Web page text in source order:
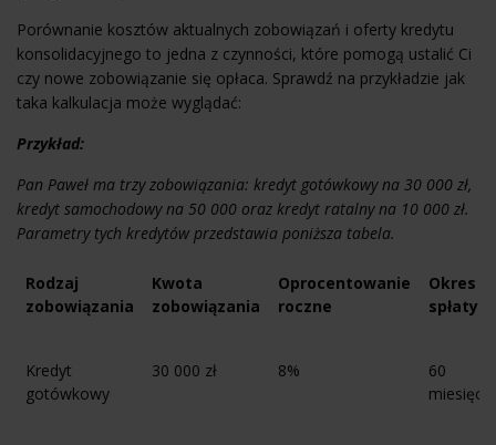
Porównanie kosztów aktualnych zobowiązań i oferty kredytu
konsolidacyjnego to jedna z czynności, które pomogą ustalić Ci
czy nowe zobowiązanie się opłaca. Sprawdź na przykładzie jak
taka kalkulacja może wyglądać:
Przykład:
Pan Paweł ma trzy zobowiązania: kredyt gotówkowy na 30 000 zł,
kredyt samochodowy na 50 000 oraz kredyt ratalny na 10 000 zł.
Parametry tych kredytów przedstawia poniższa tabela.
Rodzaj
zobowiązania
Kwota
zobowiązania
Oprocentowanie
roczne
Okres
spłaty
Kredyt
gotówkowy
30 000 zł 8%
60
miesięcy